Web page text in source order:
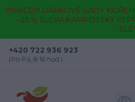
!!!!AKCE!!!! DÁRKOVÉ SADY
–25 % SLEVA KAMPOTSKÝ
+420 722 936 923
(Po-Pá, 8-16 hod.)